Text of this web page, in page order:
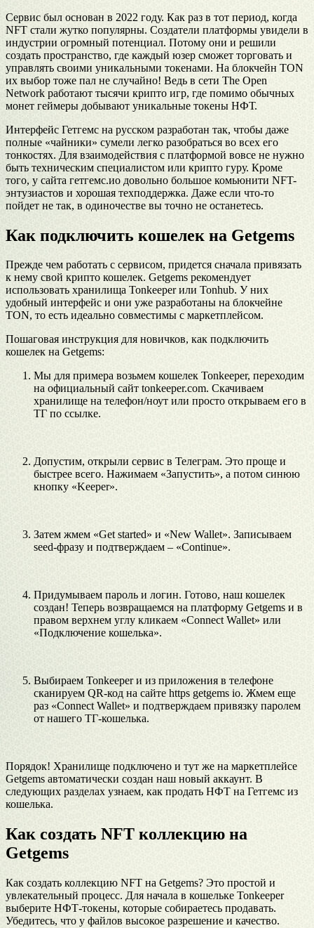
Сервис был основан в 2022 году. Как раз в тот период, когда
NFT стали жутко популярны. Создатели платформы увидели в
индустрии огромный потенциал. Потому они и решили
создать пространство, где каждый юзер сможет торговать и
управлять своими уникальными токенами. На блокчейн TON
их выбор тоже пал не случайно! Ведь в сети The Open
Network работают тысячи крипто игр, где помимо обычных
монет геймеры добывают уникальные токены НФТ.
Интерфейс Гетгемс на русском разработан так, чтобы даже
полные «чайники» сумели легко разобраться во всех его
тонкостях. Для взаимодействия с платформой вовсе не нужно
быть техническим специалистом или крипто гуру. Кроме
того, у сайта гетгемс.ио довольно большое комьюнити NFT-
энтузиастов и хорошая техподдержка. Даже если что-то
пойдет не так, в одиночестве вы точно не останетесь.
Как подключить кошелек на Getgems
Прежде чем работать с сервисом, придется сначала привязать
к нему свой крипто кошелек. Getgems рекомендует
использовать хранилища Tonkeeper или Tonhub. У них
удобный интерфейс и они уже разработаны на блокчейне
TON, то есть идеально совместимы с маркетплейсом.
Пошаговая инструкция для новичков, как подключить
кошелек на Getgems:
Мы для примера возьмем кошелек Tonkeeper, переходим
на официальный сайт tonkeeper.com. Скачиваем
хранилище на телефон/ноут или просто открываем его в
ТГ по ссылке.
Допустим, открыли сервис в Телеграм. Это проще и
быстрее всего. Нажимаем «Запустить», а потом синюю
кнопку «Keeper».
Затем жмем «Get started» и «New Wallet». Записываем
seed-фразу и подтверждаем – «Continue».
Придумываем пароль и логин. Готово, наш кошелек
создан! Теперь возвращаемся на платформу Getgems и в
правом верхнем углу кликаем «Connect Wallet» или
«Подключение кошелька».
Выбираем Tonkeeper и из приложения в телефоне
сканируем QR-код на сайте https getgems io. Жмем еще
раз «Connect Wallet» и подтверждаем привязку паролем
от нашего ТГ-кошелька.
Порядок! Хранилище подключено и тут же на маркетплейсе
Getgems автоматически создан наш новый аккаунт. В
следующих разделах узнаем, как продать НФТ на Гетгемс из
кошелька.
Как создать NFT коллекцию на
Getgems
Как создать коллекцию NFT на Getgems? Это простой и
увлекательный процесс. Для начала в кошельке Tonkeeper
выберите НФТ-токены, которые собираетесь продавать.
Убедитесь, что у файлов высокое разрешение и качество.